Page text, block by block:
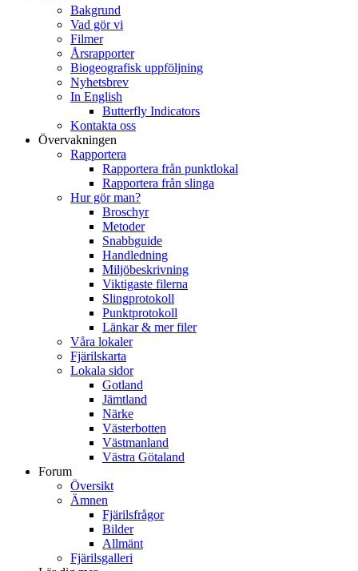
Bakgrund
Vad gör vi
Filmer
Årsrapporter
Biogeografisk uppföljning
Nyhetsbrev
In English
Butterfly Indicators
Kontakta oss
Övervakningen
Rapportera
Rapportera från punktlokal
Rapportera från slinga
Hur gör man?
Broschyr
Metoder
Snabbguide
Handledning
Miljöbeskrivning
Viktigaste filerna
Slingprotokoll
Punktprotokoll
Länkar & mer filer
Våra lokaler
Fjärilskarta
Lokala sidor
Gotland
Jämtland
Närke
Västerbotten
Västmanland
Västra Götaland
Forum
Översikt
Ämnen
Fjärilsfrågor
Bilder
Allmänt
Fjärilsgalleri